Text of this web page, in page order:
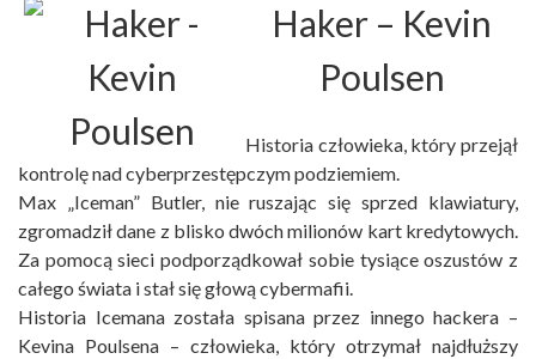
Haker – Kevin
Poulsen
Historia człowieka, który przejął
kontrolę nad cyberprzestępczym podziemiem.
Max „Iceman” Butler, nie ruszając się sprzed klawiatury,
zgromadził dane z blisko dwóch milionów kart kredytowych.
Za pomocą sieci podporządkował sobie tysiące oszustów z
całego świata i stał się głową cybermafii.
Historia Icemana została spisana przez innego hackera –
Kevina Poulsena – człowieka, który otrzymał najdłuższy